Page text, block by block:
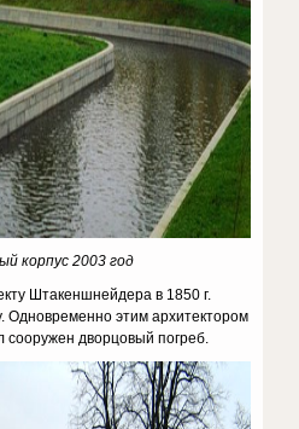
корпус 2003 год
Штакеншнейдера в 1850 г.
Одновременно этим архитектором
дворцовый погреб.